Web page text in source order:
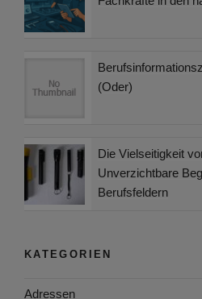
(Oder)
Die Vielseitigkeit
Unverzichtbare
Berufsfeldern
KATEGORIEN
Adressen